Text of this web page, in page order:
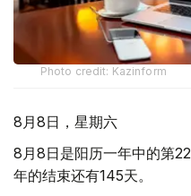
Photo credit: Kazinform
8月8日，星期六
8月8日是阳历一年中的第
年的结束还有145天。